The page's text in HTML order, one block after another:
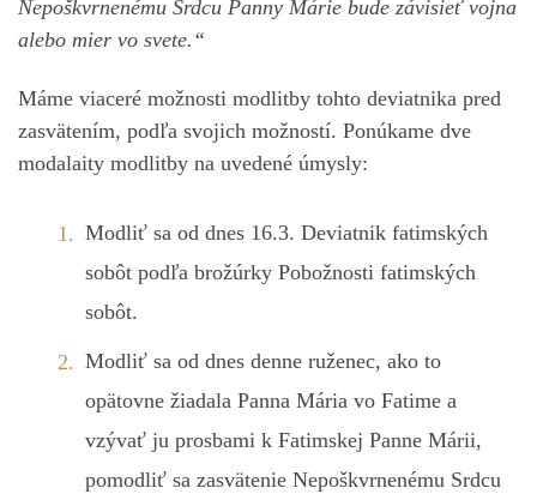
Nepoškvrnenému Srdcu Panny Márie bude závisieť vojna
alebo mier vo svete.“
Máme viaceré možnosti modlitby tohto deviatnika pred
zasvätením, podľa svojich možností. Ponúkame dve
modalaity modlitby na uvedené úmysly:
Modliť sa od dnes 16.3. Deviatnik fatimských
sobôt podľa brožúrky Pobožnosti fatimských
sobôt.
Modliť sa od dnes denne ruženec, ako to
opätovne žiadala Panna Mária vo Fatime a
vzývať ju prosbami k Fatimskej Panne Márii,
pomodliť sa zasvätenie Nepoškvrnenému Srdcu